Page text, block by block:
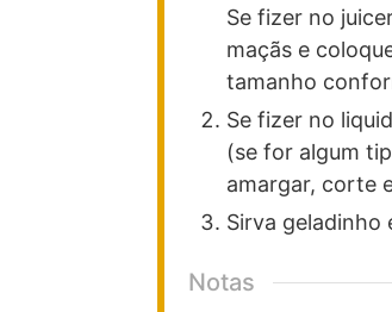
Se fizer no
maçãs e
tamanho
Se fizer no
(se for algum
amargar, corte
Sirva geladinho
Notas